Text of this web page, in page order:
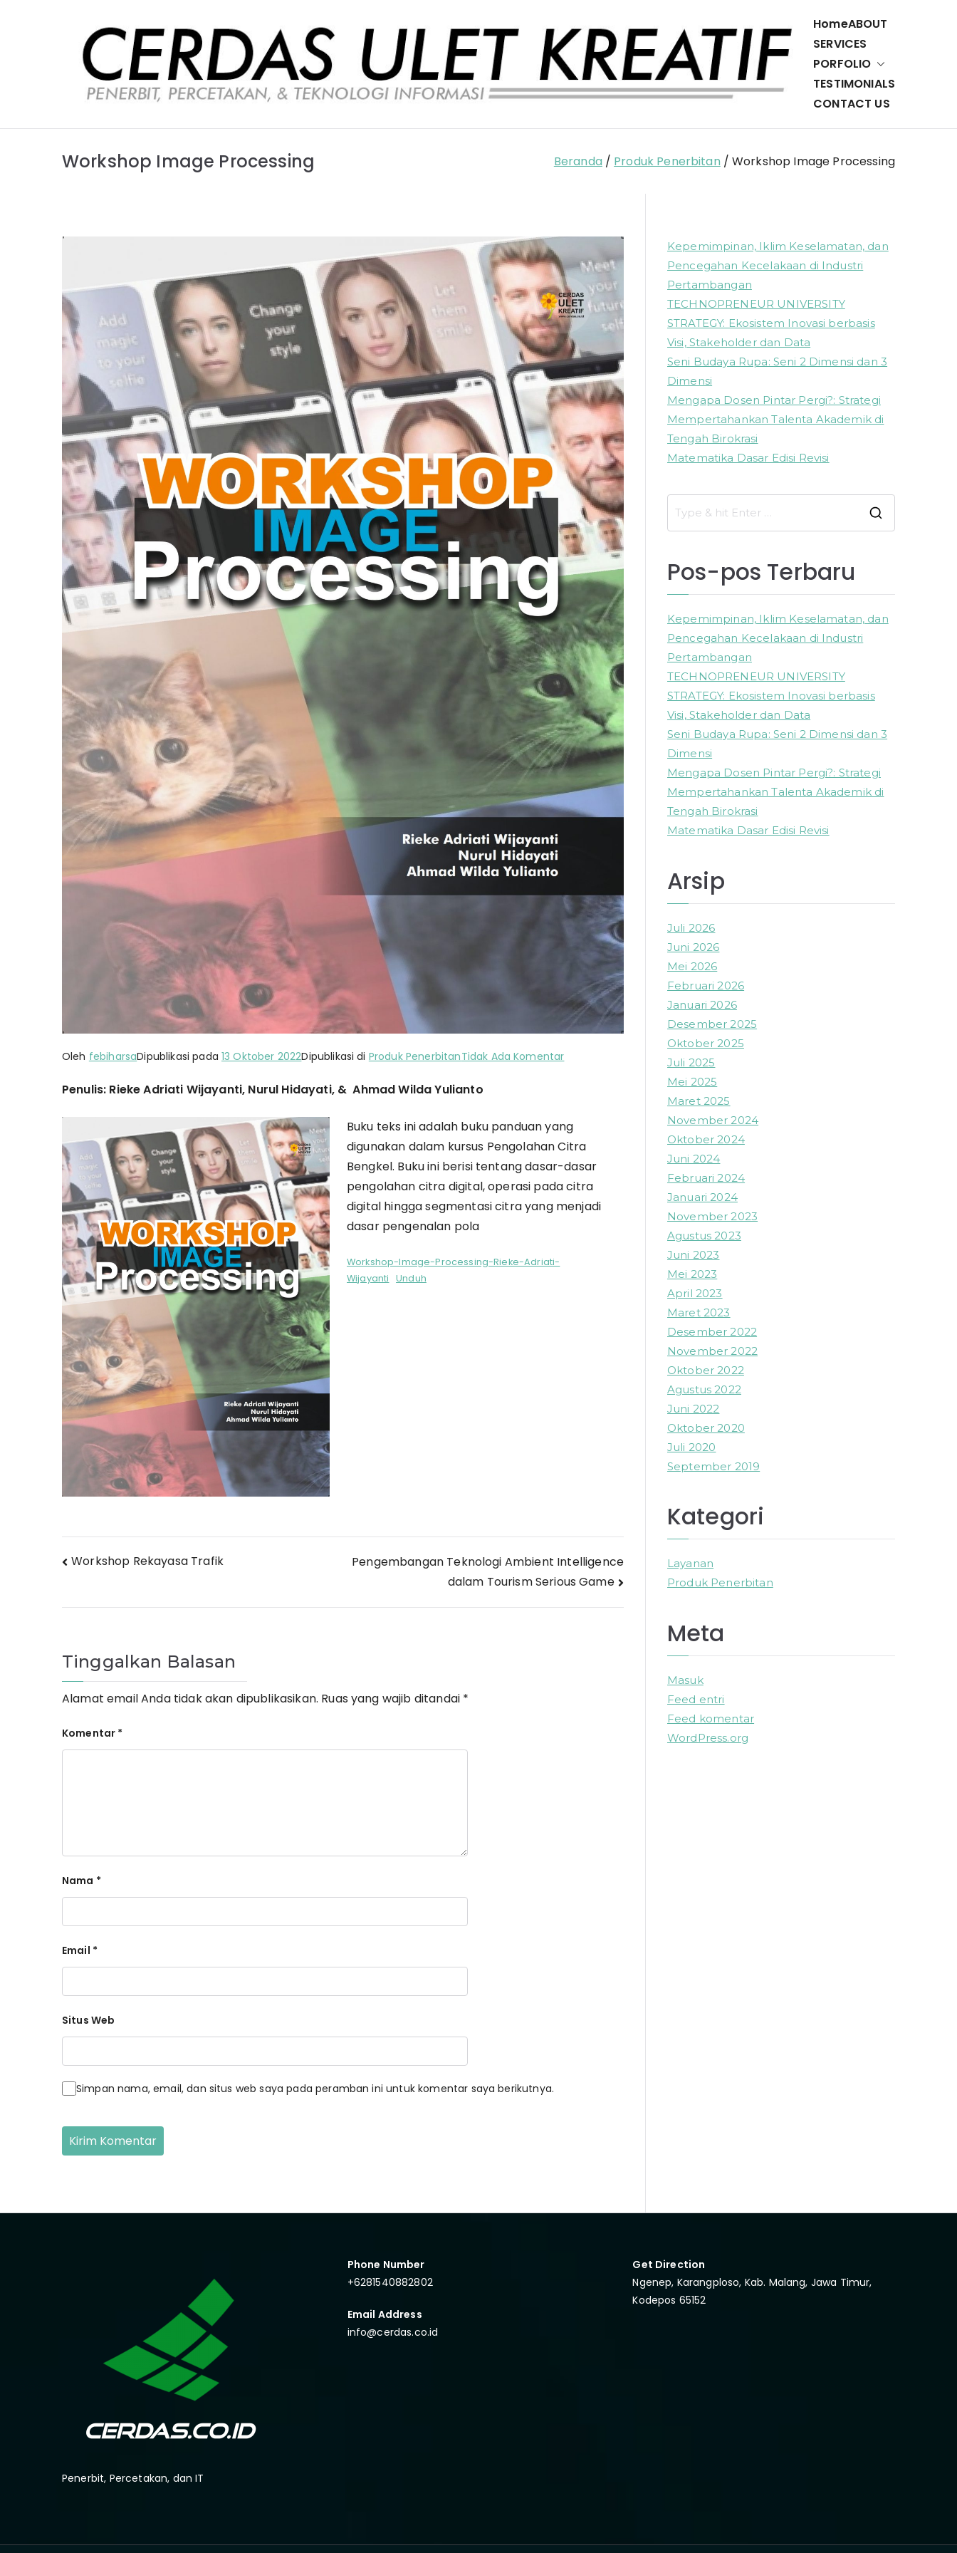
Cerdas
Ulet
Percetakan,
dan Layanan
Teknologi
HomeABOUT
SERVICES
PORFOLIO
TESTIMONIALS
CONTACT US
Workshop Image Processing Beranda Produk Penerbitan Workshop Image Processing
Oleh febiharsaDipublikasi pada 13 Oktober 2022Dipublikasi di Produk PenerbitanTidak Ada Komentarpada
Penulis: Rieke Adriati Wijayanti, Nurul Hidayati, & Ahmad Wilda Yulianto
Buku teks ini adalah buku panduan yang
digunakan dalam kursus Pengolahan Citra
Bengkel. Buku ini berisi tentang dasar-dasar
pengolahan citra digital, operasi pada citra
digital hingga segmentasi citra yang menjadi
dasar pengenalan pola
Workshop-Image-Processing-Rieke-Adriati-
Wijayanti
Unduh
Navigasi
Workshop Rekayasa Trafik
Pengembangan Teknologi Ambient Intelligence
dalam Tourism Serious Game
Tinggalkan Balasan
Alamat email Anda tidak akan dipublikasikan. Ruas yang wajib ditandai *
Komentar *
Nama *
Email *
Situs Web
Simpan nama, email, dan situs web saya pada peramban ini untuk komentar saya berikutnya.
Kepemimpinan, Iklim Keselamatan, dan
Pencegahan Kecelakaan di Industri
Pertambangan
TECHNOPRENEUR UNIVERSITY
STRATEGY: Ekosistem Inovasi berbasis
Visi, Stakeholder dan Data
Seni Budaya Rupa: Seni 2 Dimensi dan 3
Dimensi
Mengapa Dosen Pintar Pergi?: Strategi
Mempertahankan Talenta Akademik di
Tengah Birokrasi
Matematika Dasar Edisi Revisi
c
Pos-pos Terbaru
Kepemimpinan, Iklim Keselamatan, dan
Pencegahan Kecelakaan di Industri
Pertambangan
TECHNOPRENEUR UNIVERSITY
STRATEGY: Ekosistem Inovasi berbasis
Visi, Stakeholder dan Data
Seni Budaya Rupa: Seni 2 Dimensi dan 3
Dimensi
Mengapa Dosen Pintar Pergi?: Strategi
Mempertahankan Talenta Akademik di
Tengah Birokrasi
Matematika Dasar Edisi Revisi
Arsip
Juli 2026
Juni 2026
Mei 2026
Februari 2026
Januari 2026
Desember 2025
Oktober 2025
Juli 2025
Mei 2025
Maret 2025
November 2024
Oktober 2024
Juni 2024
Februari 2024
Januari 2024
November 2023
Agustus 2023
Juni 2023
Mei 2023
April 2023
Maret 2023
Desember 2022
November 2022
Oktober 2022
Agustus 2022
Juni 2022
Oktober 2020
Juli 2020
September 2019
Kategori
Layanan
Produk Penerbitan
Meta
Masuk
Feed entri
Feed komentar
WordPress.org
Penerbit, Percetakan, dan IT
Phone Number
+6281540882802
Email Address
info@cerdas.co.id
Get Direction
Ngenep, Karangploso, Kab. Malang, Jawa Timur,
Kodepos 65152